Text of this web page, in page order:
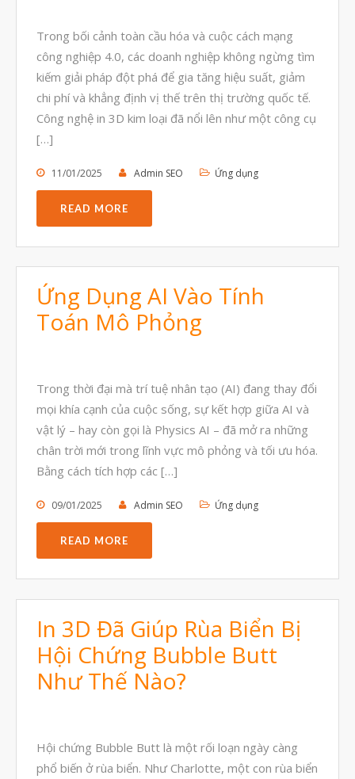
Tháng Chín 2019
Tháng Tám 2019
Tháng Bảy 2019
Tháng Sáu 2019
Tháng Tư 2019
Fuse 1
Giải pháp ô tô
in 3d cao cấp
Máy in 3D để bàn Formlabs U.S.
Triển khai
Y Tế
Trong bối cảnh toàn cầu hóa và cuộc cách mạng
công nghiệp 4.0, các doanh nghiệp không ngừng tìm
kiếm giải pháp đột phá để gia tăng hiệu suất, giảm
chi phí và khẳng định vị thế trên thị trường quốc tế.
Công nghệ in 3D kim loại đã nổi lên như một công cụ
[…]
11/01/2025 Admin SEO Ứng dụng
READ MORE
Ứng Dụng AI Vào Tính
Toán Mô Phỏng
Trong thời đại mà trí tuệ nhân tạo (AI) đang thay đổi
mọi khía cạnh của cuộc sống, sự kết hợp giữa AI và
vật lý – hay còn gọi là Physics AI – đã mở ra những
chân trời mới trong lĩnh vực mô phỏng và tối ưu hóa.
Bằng cách tích hợp các […]
09/01/2025 Admin SEO Ứng dụng
READ MORE
In 3D Đã Giúp Rùa Biển Bị
Hội Chứng Bubble Butt
Như Thế Nào?
Hội chứng Bubble Butt là một rối loạn ngày càng
phổ biến ở rùa biển. Như Charlotte, một con rùa biển